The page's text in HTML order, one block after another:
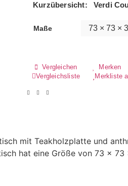
Kurzübersicht: Verdi
Maße 73 × 73 ×
Vergleichen
Vergleichsliste
Merken
Merkliste
mit Teakholzplatte und
hat eine Größe von 73 x